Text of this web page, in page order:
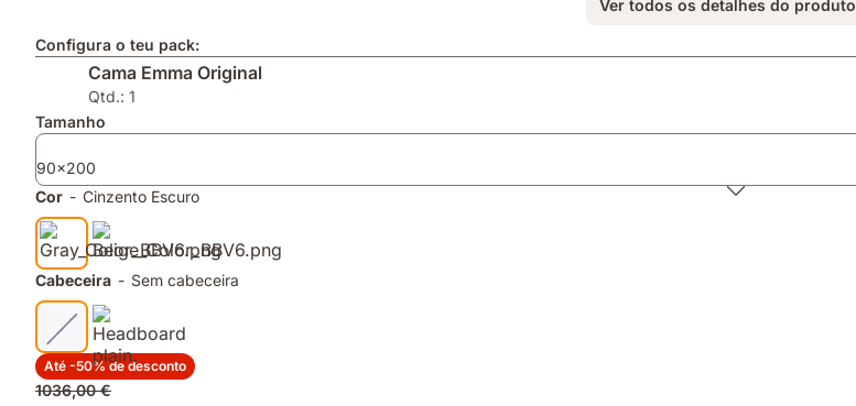
um
intemporal
e
elegante
vencedor
Melhor
do
Teste
DECO
2026
Adapt
Cooling,
ajustável
graças
ás
suas
camadas
removíveis
Ver todos os detalhes do produto
Configura o teu pack:
Cama Emma Original
Qtd.: 1
Tamanho
90x200
Cor - Cinzento Escuro
Cabeceira - Sem cabeceira
Até -50% de desconto
Preço
1036,00 €